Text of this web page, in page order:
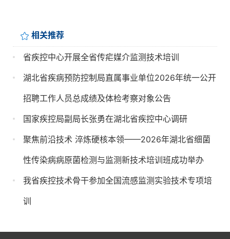
相关推荐
省疾控中心开展全省传疟媒介监测技术培训
湖北省疾病预防控制局直属事业单位2026年统一公开
招聘工作人员总成绩及体检考察对象公告
国家疾控局副局长张勇在湖北省疾控中心调研
聚焦前沿技术 淬炼硬核本领——2026年湖北省细菌
性传染病病原菌检测与监测新技术培训班成功举办
我省疾控技术骨干参加全国流感监测实验技术专项培
训